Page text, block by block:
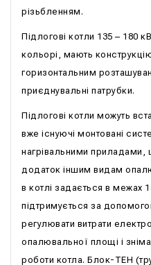
різьбленням.
Підлогові котли 135 – 180
кольорі, мають
горизонтальним
приєднувальні патрубки.
Підлогові котли можуть
вже існуючі монтовані
нагрівальними
додаток іншим видам
в котлі задається в межах
підтримується за
регулювати витрати
опалювальної площі і
роботи котла. Блок-ТЕН